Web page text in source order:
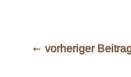
← vorheriger